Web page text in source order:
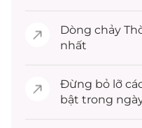
Dòng chảy
nhất
Đừng bỏ lỡ
bật trong